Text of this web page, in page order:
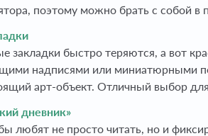
поэтому можно брать с собой
быстро теряются, а вот
надписями или миниатюрными
арт-объект. Отличный выбор
дневник»
любят не просто читать, но и